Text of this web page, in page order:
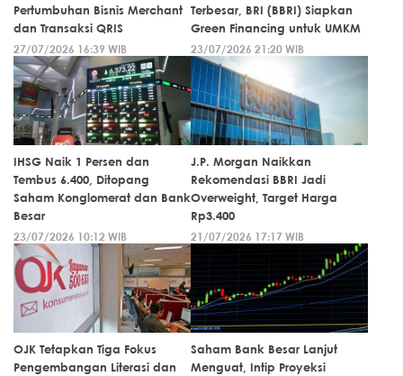
Pertumbuhan Bisnis Merchant
dan Transaksi QRIS
27/07/2026 16:39 WIB
Terbesar, BRI (BBRI) Siapkan
Green Financing untuk UMKM
23/07/2026 21:20 WIB
IHSG Naik 1 Persen dan
Tembus 6.400, Ditopang
Saham Konglomerat dan Bank
Besar
23/07/2026 10:12 WIB
J.P. Morgan Naikkan
Rekomendasi BBRI Jadi
Overweight, Target Harga
Rp3.400
21/07/2026 17:17 WIB
OJK Tetapkan Tiga Fokus
Pengembangan Literasi dan
Saham Bank Besar Lanjut
Menguat, Intip Proyeksi